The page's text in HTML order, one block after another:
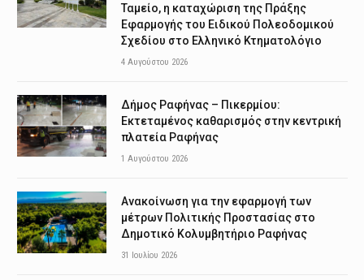
Ταμείο, η καταχώριση της Πράξης
Εφαρμογής του Ειδικού Πολεοδομικού
Σχεδίου στο Ελληνικό Κτηματολόγιο
4 Αυγούστου 2026
Δήμος Ραφήνας – Πικερμίου:
Εκτεταμένος καθαρισμός στην κεντρική
πλατεία Ραφήνας
1 Αυγούστου 2026
Ανακοίνωση για την εφαρμογή των
μέτρων Πολιτικής Προστασίας στο
Δημοτικό Κολυμβητήριο Ραφήνας
31 Ιουλίου 2026